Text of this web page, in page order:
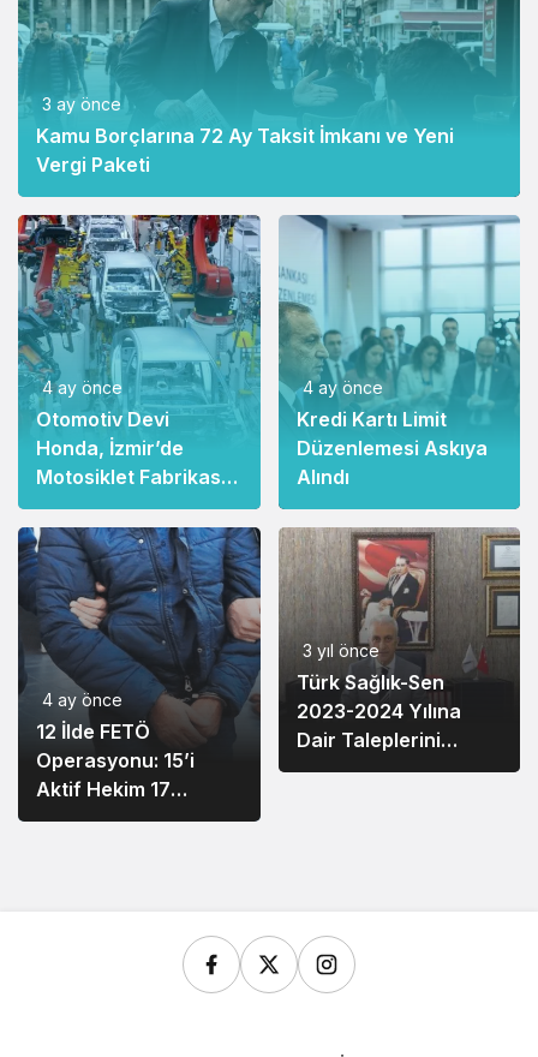
3 ay önce
Kamu Borçlarına 72 Ay Taksit İmkanı ve Yeni
Vergi Paketi
4 ay önce
Otomotiv Devi
Honda, İzmir’de
Motosiklet Fabrikası
Açıyor
4 ay önce
Kredi Kartı Limit
Düzenlemesi Askıya
Alındı
4 ay önce
12 İlde FETÖ
Operasyonu: 15’i
Aktif Hekim 17
Şüpheli Yakalandı
3 yıl önce
Türk Sağlık-Sen
2023-2024 Yılına
Dair Taleplerini
Açıkladı